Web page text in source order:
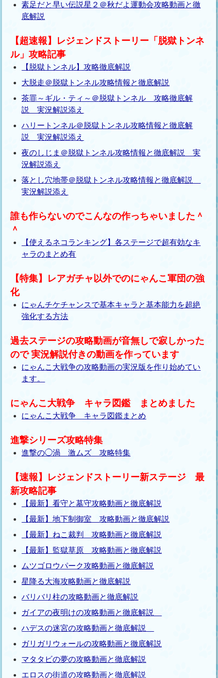
素足だと早い伝説星２＠秋だよ運動会攻略動画と徹
底解説
【超速報】レジェンドストーリー「脱獄トンネ
ル」攻略記事
【脱獄トンネル】攻略徹底解説
大脱走＠脱獄トンネル攻略情報と徹底解説
茶罪～ギル・ティ～＠脱獄トンネル 攻略徹底解
説 実況解説添え
ハリートンネル＠脱獄トンネル攻略情報と徹底解
説 実況解説添え
夜のしじま＠脱獄トンネル攻略情報と徹底解説 実
況解説添え
落とし穴地帯＠脱獄トンネル攻略情報と徹底解説
実況解説添え
誰も作らないのでこんなの作っちゃいました＾
＾
【使えるネコランキング】各ステージで超有効なキ
ャラのまとめ有
【特集】レアガチャ以外でのにゃんこ軍団の強
化
にゃんチケチャンスで基本キャラと基本能力を超絶
強化する方法
過去ステージの攻略動画が音無しで寂しかった
ので 実況解説付きの動画を作っています
にゃんこ大戦争の攻略動画の実況版を作り始めてい
ます。
にゃんこ大戦争 キャラ図鑑 まとめました
にゃんこ大戦争 キャラ図鑑まとめ
進撃シリーズ攻略特集
進撃の◯渦 激ムズ 攻略特集
【速報】レジェンドストーリー新ステージ 最
新攻略記事
【最新】看守と墓守攻略動画と徹底解説
【最新】地下制御室 攻略動画と徹底解説
【最新】ねこ裁判 攻略動画と徹底解説
【最新】監獄草原 攻略動画と徹底解説
ムツゴロウパーク攻略動画と徹底解説
星降る大海攻略動画と徹底解説
バリバリ柱の攻略動画と徹底解説
ガイアの夜明けの攻略動画と徹底解説
ハデスの迷宮の攻略動画と徹底解説
ガリガリウォールの攻略動画と徹底解説
マタタビの夢の攻略動画と徹底解説
エロスの街道の攻略動画と徹底解説